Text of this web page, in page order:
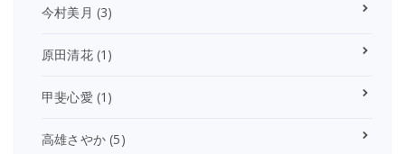
今村美月 (3)
原田清花(1)
甲斐心愛 (1)
高雄さやか (5)